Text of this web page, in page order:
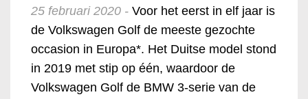
25 februari 2020 - Voor het eerst in elf jaar is
de Volkswagen Golf de meeste gezochte
occasion in Europa*. Het Duitse model stond
in 2019 met stip op één, waardoor de
Volkswagen Golf de BMW 3-serie van de